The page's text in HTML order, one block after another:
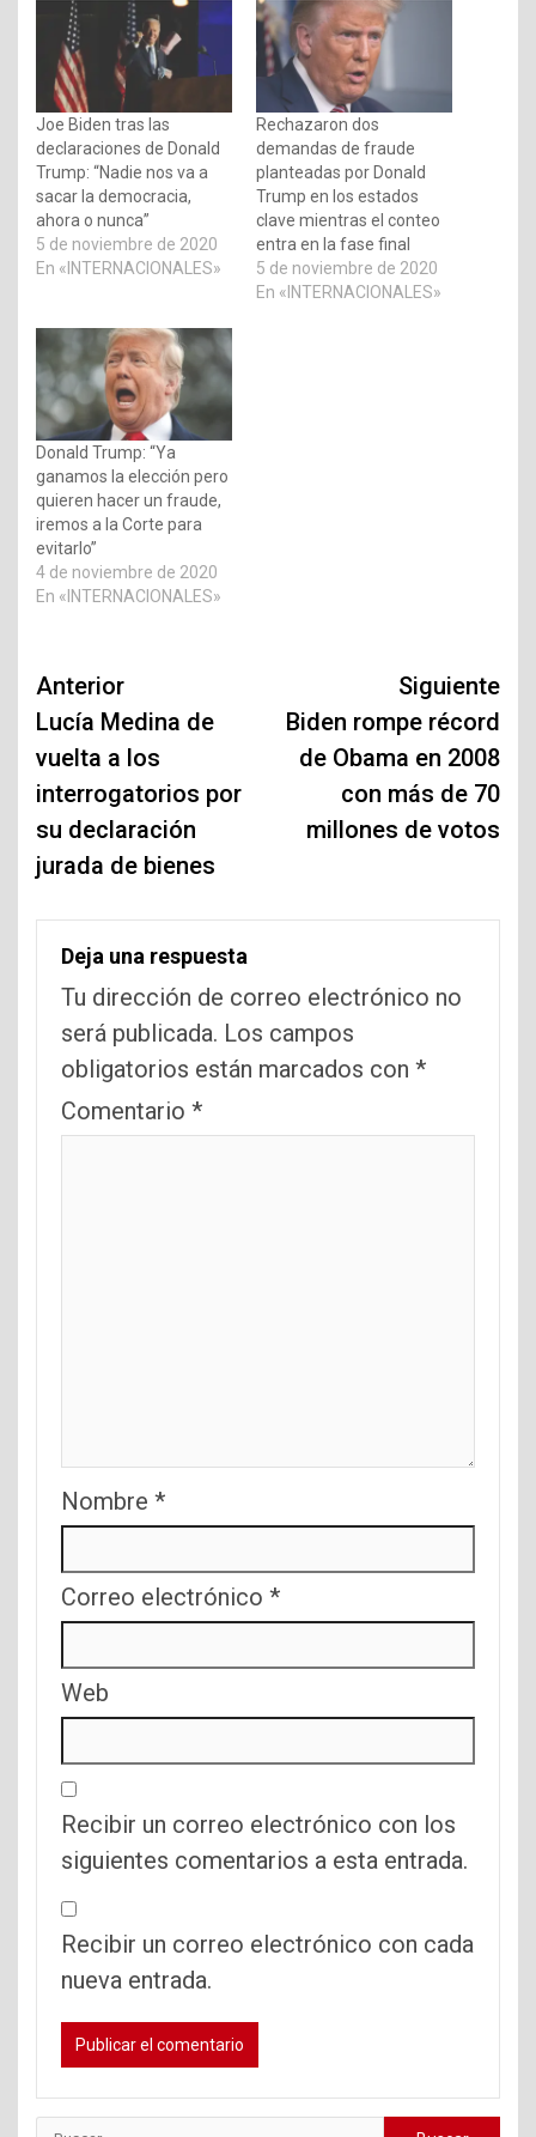
Joe Biden tras las
declaraciones de Donald
Trump: “Nadie nos va a
sacar la democracia,
ahora o nunca”
5 de noviembre de 2020
En «INTERNACIONALES»
Rechazaron dos
demandas de fraude
planteadas por Donald
Trump en los estados
clave mientras el conteo
entra en la fase final
5 de noviembre de 2020
En «INTERNACIONALES»
Donald Trump: “Ya
ganamos la elección pero
quieren hacer un fraude,
iremos a la Corte para
evitarlo”
4 de noviembre de 2020
En «INTERNACIONALES»
Navegación
de
entradas
Anterior
Lucía Medina de
vuelta a los
interrogatorios por
su declaración
jurada de bienes
Siguiente
Biden rompe récord
de Obama en 2008
con más de 70
millones de votos
Deja una respuesta
Tu dirección de correo electrónico no
será publicada. Los campos
obligatorios están marcados con *
Comentario *
Nombre *
Correo electrónico *
Web
Recibir un correo electrónico con los
siguientes comentarios a esta entrada.
Recibir un correo electrónico con cada
nueva entrada.